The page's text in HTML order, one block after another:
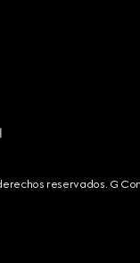
reservados. G